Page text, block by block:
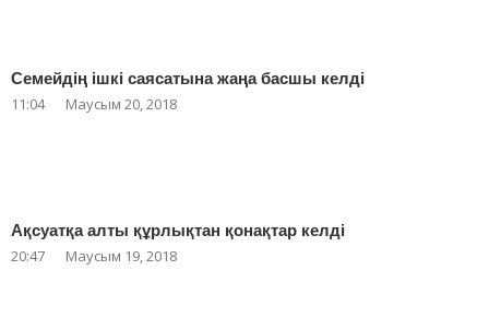
Семейдің ішкі саясатына жаңа басшы келді
11:04 Маусым 20, 2018
Ақсуатқа алты құрлықтан қонақтар келді
20:47 Маусым 19, 2018